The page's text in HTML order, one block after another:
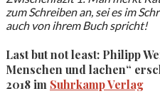
zum Schreiben an, sei es im
auch von ihrem Buch spricht!
Last but not least: Philipp
Menschen und lachen“
2018 im Suhrkamp Verlag